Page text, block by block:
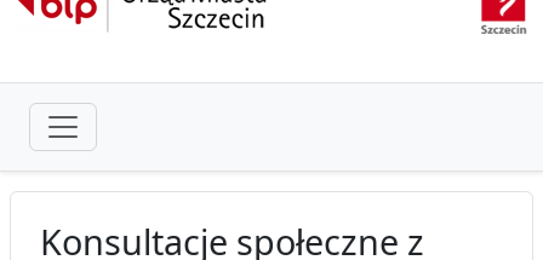
Konsultacje społeczne z